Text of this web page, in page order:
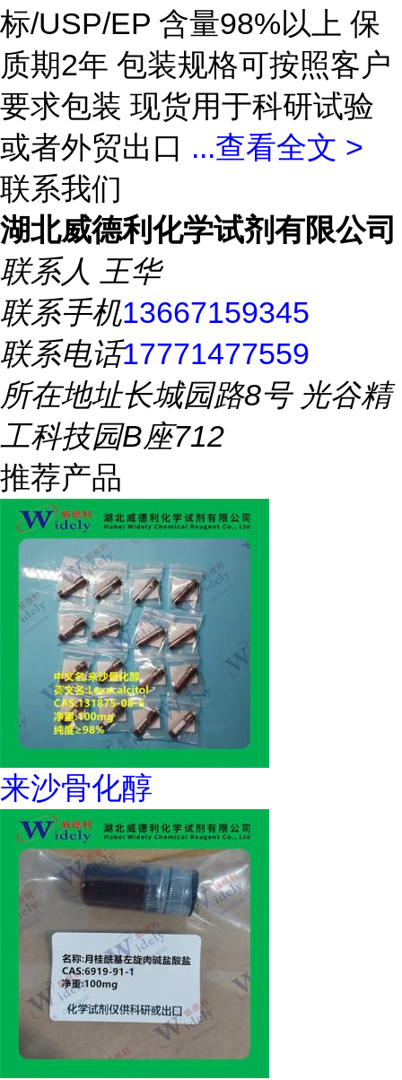
标/USP/EP 含量98%以上 保
质期2年 包装规格可按照客户
要求包装 现货用于科研试验
或者外贸出口 ...查看全文 >
联系我们
湖北威德利化学试剂有限公司
联系人 王华
联系手机13667159345
联系电话17771477559
所在地址长城园路8号 光谷精
工科技园B座712
推荐产品
来沙骨化醇